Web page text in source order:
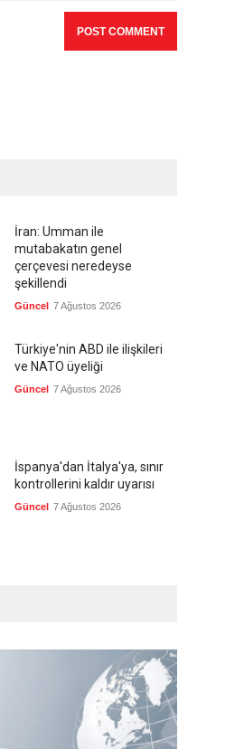
İran: Umman ile
mutabakatın genel
çerçevesi neredeyse
şekillendi
Güncel 7 Ağustos 2026
Türkiye'nin ABD ile ilişkileri
ve NATO üyeliği
Güncel 7 Ağustos 2026
İspanya'dan İtalya'ya, sınır
kontrollerini kaldır uyarısı
Güncel 7 Ağustos 2026
Fransa'nın sosyal medyaya
yasak talebine ABD'den sert